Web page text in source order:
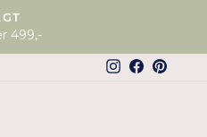
499,-
Instagram